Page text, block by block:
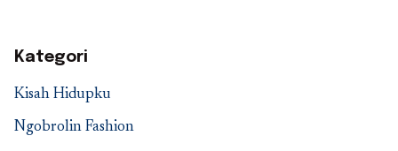
Kategori
Kisah Hidupku
Ngobrolin Fashion